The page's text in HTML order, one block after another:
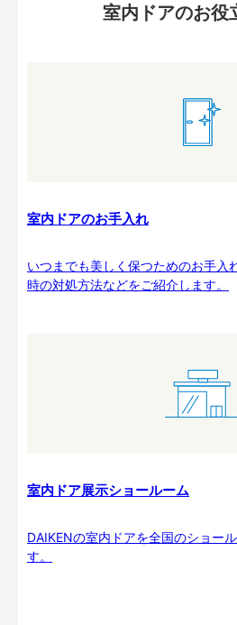
室内ドアのお役
室内ドアのお手入れ
いつまでも美しく保つためのお手入
時の対処方法などをご紹介します。
室内ドア展示ショールーム
DAIKENの室内ドアを全国のショー
す。